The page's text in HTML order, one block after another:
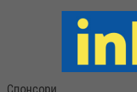
Спонсори